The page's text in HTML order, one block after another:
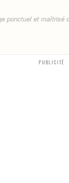
ponctuel et maîtrisé
PUBLICITÉ